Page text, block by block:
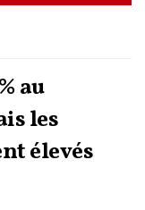
au
les
élevés